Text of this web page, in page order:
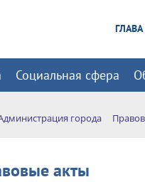
Социальная сфера
города
акты